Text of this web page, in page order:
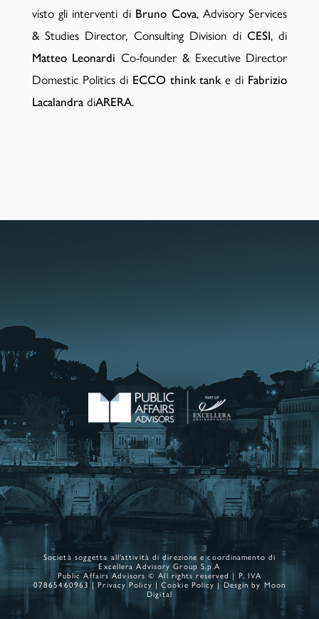
visto gli interventi di Bruno Cova, Advisory Services
& Studies Director, Consulting Division di CESI, di
Matteo Leonardi Co-founder & Executive Director
Domestic Politics di ECCO think tanke di Fabrizio
LacalandradiARERA.
Società soggetta all’attività di direzione e coordinamento di
Excellera Advisory Group S.p.A
Public Affairs Advisors © All rights reserved | P. IVA
07865460963 |Privacy Policy |Cookie Policy | Desgin by Moon
Digital